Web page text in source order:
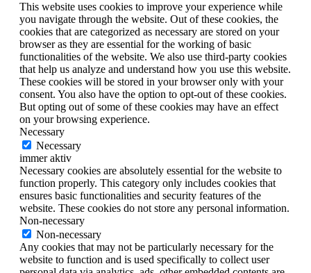
This website uses cookies to improve your experience while
you navigate through the website. Out of these cookies, the
cookies that are categorized as necessary are stored on your
browser as they are essential for the working of basic
functionalities of the website. We also use third-party cookies
that help us analyze and understand how you use this website.
These cookies will be stored in your browser only with your
consent. You also have the option to opt-out of these cookies.
But opting out of some of these cookies may have an effect
on your browsing experience.
Necessary
Necessary
immer aktiv
Necessary cookies are absolutely essential for the website to
function properly. This category only includes cookies that
ensures basic functionalities and security features of the
website. These cookies do not store any personal information.
Non-necessary
Non-necessary
Any cookies that may not be particularly necessary for the
website to function and is used specifically to collect user